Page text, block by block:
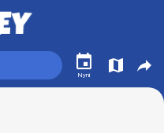
󰃭
Nyní
󰍍 󰒖